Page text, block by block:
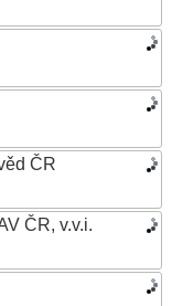
ČR
ČR, v.v.i.